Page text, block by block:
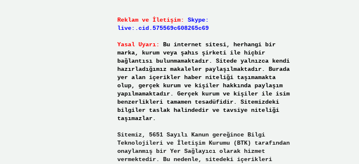
Reklam ve İletişim:
Skype:
live:.cid.575569c608265c69
Yasal Uyarı:
Bu internet sitesi, herhangi bir
marka, kurum veya şahıs şirketi ile hiçbir
bağlantısı bulunmamaktadır. Sitede yalnızca kendi
hazırladığımız makaleler paylaşılmaktadır. Burada
yer alan içerikler haber niteliği taşımamakta
olup, gerçek kurum ve kişiler hakkında paylaşım
yapılmamaktadır. Gerçek kurum ve kişiler ile isim
benzerlikleri tamamen tesadüfidir. Sitemizdeki
bilgiler taslak halindedir ve tavsiye niteliği
taşımazlar.
Sitemiz, 5651 Sayılı Kanun gereğince Bilgi
Teknolojileri ve İletişim Kurumu (BTK) tarafından
onaylanmış bir Yer Sağlayıcı olarak hizmet
vermektedir. Bu nedenle, sitedeki içerikleri